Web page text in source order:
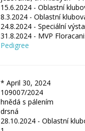
15.6.2024 - Oblastní
8.3.2024 - Oblastní
24.8.2024 - Speciální
Pedigree
* April 30, 2024
109007/2024
hnědá s pálením
drsná
28.10.2024 - Oblastní